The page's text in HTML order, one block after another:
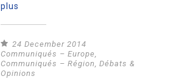
plus
24 December 2014
Communiqués – Europe
Communiqués – Région ,Débats &
Opinions